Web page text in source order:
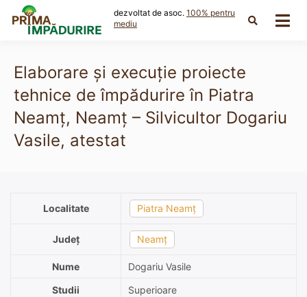
content
dezvoltat de asoc. 100% pentru
mediu
Elaborare și execuție proiecte
tehnice de împădurire în Piatra
Neamţ, Neamț – Silvicultor Dogariu
Vasile, atestat
Localitate Piatra Neamț
Județ Neamț
Nume
Dogariu Vasile
Studii
Superioare